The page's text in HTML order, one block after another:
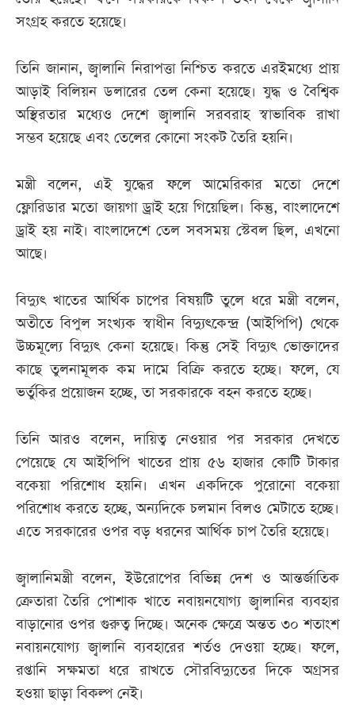
সংগ্রহ করতে হয়েছে।
তিনি জানান, জ্বালানি নিরাপত্তা নিশ্চিত করতে এরইমধ্যে প্রায়
আড়াই বিলিয়ন ডলারের তেল কেনা হয়েছে। যুদ্ধ ও বৈশ্বিক
অস্থিরতার মধ্যেও দেশে জ্বালানি সরবরাহ স্বাভাবিক রাখা
সম্ভব হয়েছে এবং তেলের কোনো সংকট তৈরি হয়নি।
মন্ত্রী বলেন, এই যুদ্ধের ফলে আমেরিকার মতো দেশে
ফ্লোরিডার মতো জায়গা ড্রাই হয়ে গিয়েছিল। কিন্তু, বাংলাদেশে
ড্রাই হয় নাই। বাংলাদেশে তেল সবসময় স্টেবল ছিল, এখনো
আছে।
বিদ্যুৎ খাতের আর্থিক চাপের বিষয়টি তুলে ধরে মন্ত্রী বলেন,
অতীতে বিপুল সংখ্যক স্বাধীন বিদ্যুৎকেন্দ্র (আইপিপি) থেকে
উচ্চমূল্যে বিদ্যুৎ কেনা হয়েছে। কিন্তু সেই বিদ্যুৎ ভোক্তাদের
কাছে তুলনামূলক কম দামে বিক্রি করতে হচ্ছে। ফলে, যে
ভর্তুকির প্রয়োজন হচ্ছে, তা সরকারকে বহন করতে হচ্ছে।
তিনি আরও বলেন, দায়িত্ব নেওয়ার পর সরকার দেখতে
পেয়েছে যে আইপিপি খাতের প্রায় ৫৬ হাজার কোটি টাকার
বকেয়া পরিশোধ হয়নি। এখন একদিকে পুরোনো বকেয়া
পরিশোধ করতে হচ্ছে, অন্যদিকে চলমান বিলও মেটাতে হচ্ছে।
এতে সরকারের ওপর বড় ধরনের আর্থিক চাপ তৈরি হয়েছে।
জ্বালানিমন্ত্রী বলেন, ইউরোপের বিভিন্ন দেশ ও আন্তর্জাতিক
ক্রেতারা তৈরি পোশাক খাতে নবায়নযোগ্য জ্বালানির ব্যবহার
বাড়ানোর ওপর গুরুত্ব দিচ্ছে। অনেক ক্ষেত্রে অন্তত ৩০ শতাংশ
নবায়নযোগ্য জ্বালানি ব্যবহারের শর্তও দেওয়া হচ্ছে। ফলে,
রপ্তানি সক্ষমতা ধরে রাখতে সৌরবিদ্যুতের দিকে অগ্রসর
হওয়া ছাড়া বিকল্প নেই।